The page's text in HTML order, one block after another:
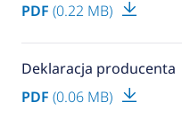
PDF (0.22 MB)
Deklaracja producenta
PDF (0.06 MB)